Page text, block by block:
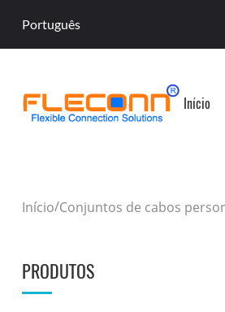
Português
Início
Início/Conjuntos de cabos
PRODUTOS